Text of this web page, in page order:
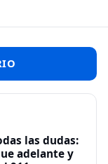
las dudas:
adelante y